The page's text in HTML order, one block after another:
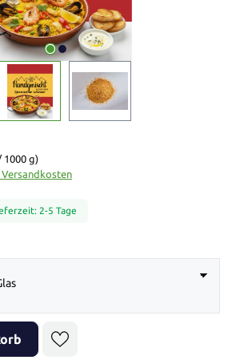
1000 g)
Versandkosten
2-5 Tage
gewünschten Wert ein oder benutze die